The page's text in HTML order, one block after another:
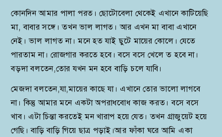
কোনদিন আমার পালা পরত। ছোটোবেলা থেকেই এখানে কাটিয়েছি
মা, বাবার সঙ্গে। তখন ভাল লাগত। আর এখন মা বাবা এখানে
নেই। ভাল লাগত না। মনে হত যাই ছুটে মায়ের কোলে। যেতে
পারতাম না। রোজগার করতে হবে। বসে বসে খেলে ত হবে না।
বড়দা বলতেন,তোর যখন মন হবে বাড়ি চলে যাবি।
মেজদা বলতেন,যা,মায়ের কাছে যা। এখানে তোর ভালো লাগবে
না। কিন্তু আমার মনে একটা অপরাধবোধ কাজ করত। বসে বসে
খাব। এটা চিন্তা করতেই মন খারাপ হয়ে যেত। তখন গ্রাজুয়েট হয়ে
গেছি। বাড়ি বাড়ি গিয়ে ছাত্র পড়াই।আর ফাঁকা ঘরে আমি একা